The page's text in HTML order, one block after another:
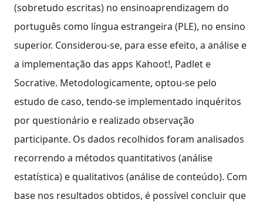
(sobretudo escritas) no ensinoaprendizagem do
português como língua estrangeira (PLE), no ensino
superior. Considerou-se, para esse efeito, a análise e
a implementação das apps Kahoot!, Padlet e
Socrative. Metodologicamente, optou-se pelo
estudo de caso, tendo-se implementado inquéritos
por questionário e realizado observação
participante. Os dados recolhidos foram analisados
recorrendo a métodos quantitativos (análise
estatística) e qualitativos (análise de conteúdo). Com
base nos resultados obtidos, é possível concluir que